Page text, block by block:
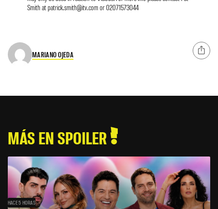
Smith atpatrick.smith@itv.com or 02071573044
MARIANO OJEDA
MÁS EN SPOILER
HACE 5 HORAS